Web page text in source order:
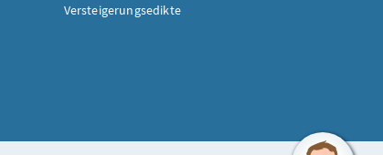
Versteigerungsedikte